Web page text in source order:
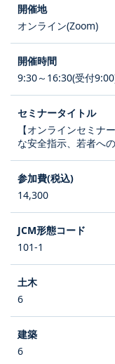
オンライン(Zoom)
9:30～16:30(受付
【オンラインセミナ
な安全指示、若者へ
14,300
101-1
6
6